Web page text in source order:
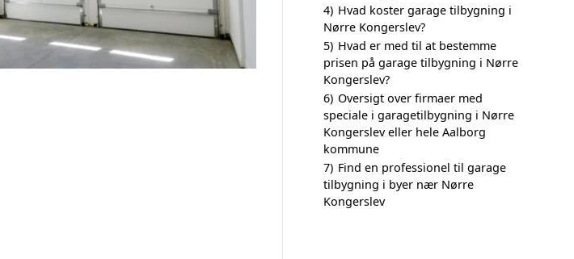
4) Hvad koster garage tilbygning i
Nørre Kongerslev?
5) Hvad er med til at bestemme
prisen på garage tilbygning i Nørre
Kongerslev?
6) Oversigt over firmaer med
speciale i garagetilbygning i Nørre
Kongerslev eller hele Aalborg
kommune
7) Find en professionel til garage
tilbygning i byer nær Nørre
Kongerslev